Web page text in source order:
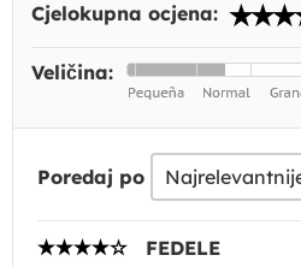
Cjelokupna ocjena:
Veličina:
Poredaj po
FEDELE